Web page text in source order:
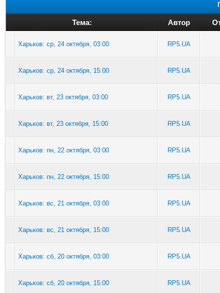
Тема: Автор
Харьков: ср, 24 октября, 03:00 RP5.UA
Харьков: ср, 24 октября, 15:00 RP5.UA
Харьков: вт, 23 октября, 03:00 RP5.UA
Харьков: вт, 23 октября, 15:00 RP5.UA
Харьков: пн, 22 октября, 03:00 RP5.UA
Харьков: пн, 22 октября, 15:00 RP5.UA
Харьков: вс, 21 октября, 03:00 RP5.UA
Харьков: вс, 21 октября, 15:00 RP5.UA
Харьков: сб, 20 октября, 03:00 RP5.UA
Харьков: сб, 20 октября, 15:00 RP5.UA